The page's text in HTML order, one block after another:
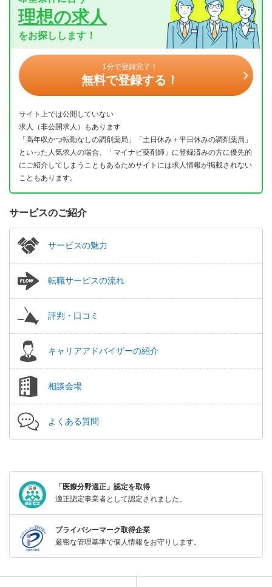
理想の求人
をお探しします！
1分で登録完了！
無料で登録する！
サイト上では公開していない
求人（非公開求人）もあります
「高年収かつ転勤なしの調剤薬局」「土日休み＋平日休みの調剤薬局」
といった人気求人の場合、「マイナビ薬剤師」に登録済みの方に優先的
にご紹介してしまうこともあるためサイトには求人情報が掲載されない
こともあります。
サービスのご紹介
サービスの魅力
転職サービスの流れ
評判・口コミ
キャリアアドバイザーの紹介
相談会場
よくある質問
「医療分野適正」認定を取得
適正認定事業者として認定されました。
プライバシーマーク取得企業
厳密な管理基準で個人情報をお守りします。